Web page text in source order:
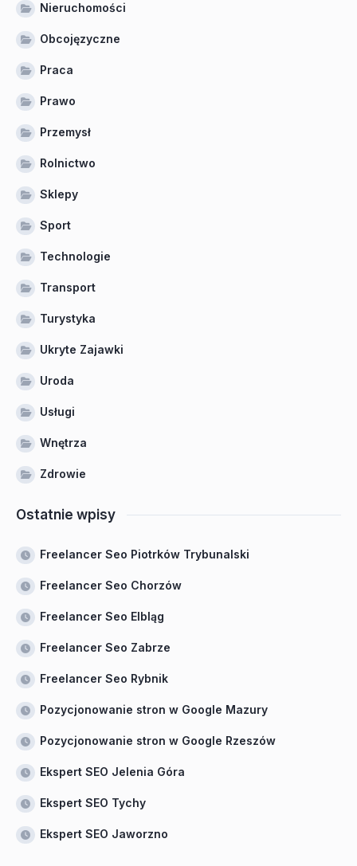
Nieruchomości
Obcojęzyczne
Praca
Prawo
Przemysł
Rolnictwo
Sklepy
Sport
Technologie
Transport
Turystyka
Ukryte Zajawki
Uroda
Usługi
Wnętrza
Zdrowie
Ostatnie wpisy
Freelancer Seo Piotrków Trybunalski
Freelancer Seo Chorzów
Freelancer Seo Elbląg
Freelancer Seo Zabrze
Freelancer Seo Rybnik
Pozycjonowanie stron w Google Mazury
Pozycjonowanie stron w Google Rzeszów
Ekspert SEO Jelenia Góra
Ekspert SEO Tychy
Ekspert SEO Jaworzno